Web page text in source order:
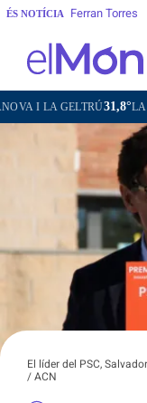
ÉS NOTÍCIA Ferran Torres
31,8°LA SEU
El líder del PSC,
/ ACN